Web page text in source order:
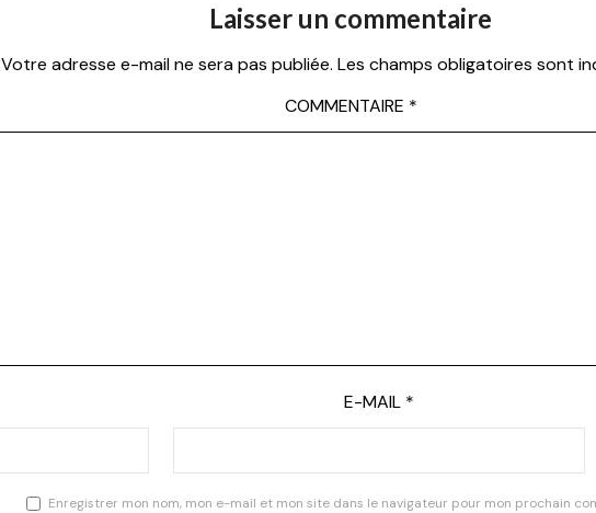
Laisser un commentaire
Votre adresse e-mail ne sera pas publiée. Les champs obligatoires sont
COMMENTAIRE *
E-MAIL *
Enregistrer mon nom, mon e-mail et mon site dans le navigateur pour mon prochain